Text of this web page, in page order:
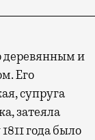
деревянным и
Его
супруга
затеяла
года было